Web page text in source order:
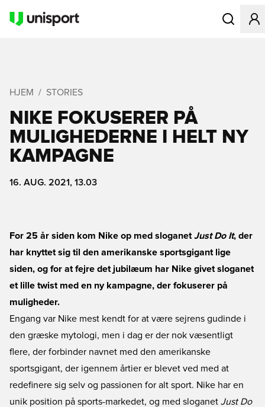
Åbner en
HJEM STORIES
NIKE FOKUSERER PÅ
MULIGHEDERNE I HELT NY
KAMPAGNE
16. AUG. 2021, 13.03
For 25 år siden kom Nike op med sloganet Just Do It, der
har knyttet sig til den amerikanske sportsgigant lige
siden, og for at fejre det jubilæum har Nike givet sloganet
et lille twist med en ny kampagne, der fokuserer på
muligheder.
Engang var Nike mest kendt for at være sejrens gudinde i
den græske mytologi, men i dag er der nok væsentligt
flere, der forbinder navnet med den amerikanske
sportsgigant, der igennem årtier er blevet ved med at
redefinere sig selv og passionen for alt sport. Nike har en
unik position på sports-markedet, og med sloganet Just Do